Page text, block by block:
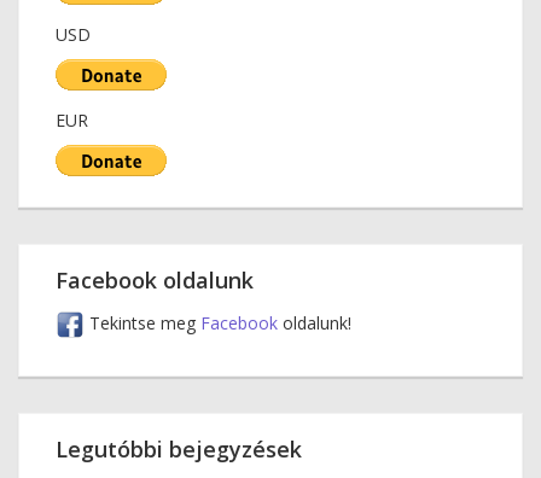
USD
EUR
Facebook oldalunk
Tekintse meg Facebook oldalunk!
Legutóbbi bejegyzések